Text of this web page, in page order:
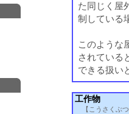
た同じく屋
制している
このような
されている
できる扱い
工作物
【こうさくぶ